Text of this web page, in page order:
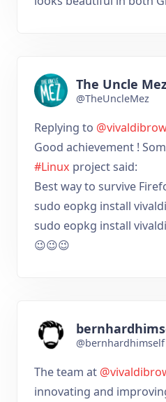
The Uncle
@TheUncleMez
Replying to
Good achievement !
#Linux project said:
Best way to survive
sudo eopkg install
sudo eopkg install
😉😉😉
@bernhardhimself
The team at
innovating and